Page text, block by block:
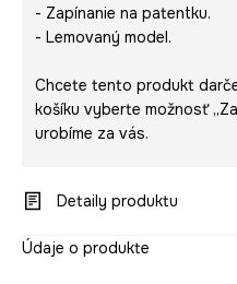
- Zapínanie na patentku.
- Lemovaný model.
Chcete tento produkt
košíku vyberte možnosť
urobíme za vás.
Detaily produktu
Údaje o produkte